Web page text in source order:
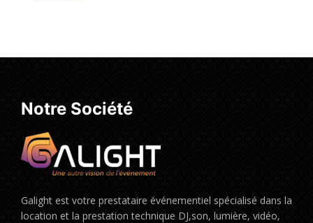
Notre Société
Galight est votre prestataire événementiel spécialisé dans la
location et la prestation technique DJ,son, lumière, vidéo,